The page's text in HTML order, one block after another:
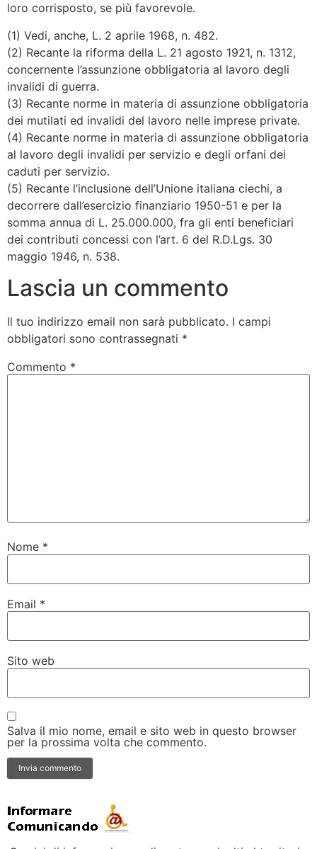
loro corrisposto, se più favorevole.
(1) Vedi, anche, L. 2 aprile 1968, n. 482.
(2) Recante la riforma della L. 21 agosto 1921, n. 1312,
concernente l’assunzione obbligatoria al lavoro degli
invalidi di guerra.
(3) Recante norme in materia di assunzione obbligatoria
dei mutilati ed invalidi del lavoro nelle imprese private.
(4) Recante norme in materia di assunzione obbligatoria
al lavoro degli invalidi per servizio e degli orfani dei
caduti per servizio.
(5) Recante l’inclusione dell’Unione italiana ciechi, a
decorrere dall’esercizio finanziario 1950-51 e per la
somma annua di L. 25.000.000, fra gli enti beneficiari
dei contributi concessi con l’art. 6 del R.D.Lgs. 30
maggio 1946, n. 538.
Lascia un commento
Il tuo indirizzo email non sarà pubblicato. I campi
obbligatori sono contrassegnati *
Commento *
Nome *
Email *
Sito web
Salva il mio nome, email e sito web in questo browser
per la prossima volta che commento.